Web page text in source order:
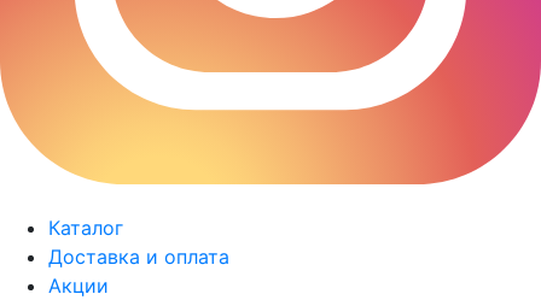
Каталог
Доставка и оплата
Акции